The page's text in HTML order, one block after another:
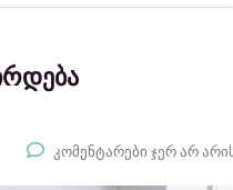
კომენტარები ჯერ არ